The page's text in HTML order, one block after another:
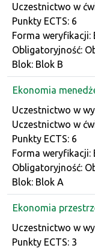
Uczestnictwo w
Punkty ECTS: 6
Forma weryfikacji:
Obligatoryjność:
Blok: Blok B
Ekonomia
Dane przedmiotu
Uczestnictwo w
Uczestnictwo w
Punkty ECTS: 6
Forma weryfikacji:
Obligatoryjność:
Blok: Blok A
Ekonomia
Dane przedmiotu
Uczestnictwo w
Punkty ECTS: 3